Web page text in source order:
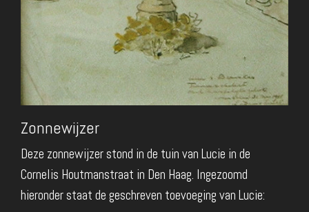
Zonnewijzer
Deze zonnewijzer stond in de tuin van Lucie in de
Cornelis Houtmanstraat in Den Haag. Ingezoomd
hieronder staat de geschreven toevoeging van Lucie: